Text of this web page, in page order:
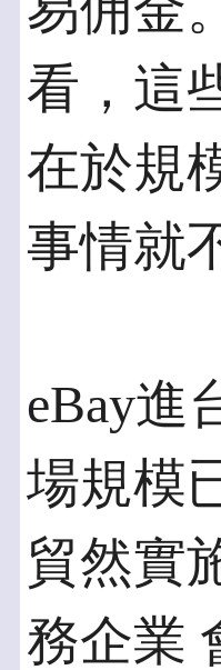
看，這
在於規
事情就
eBay進
場規模
貿然實
務企業